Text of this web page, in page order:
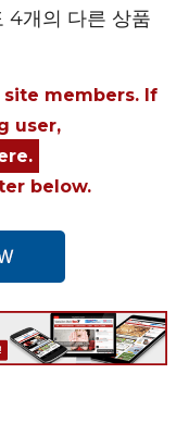
4개의 다른 상품
members. If
user,
below.